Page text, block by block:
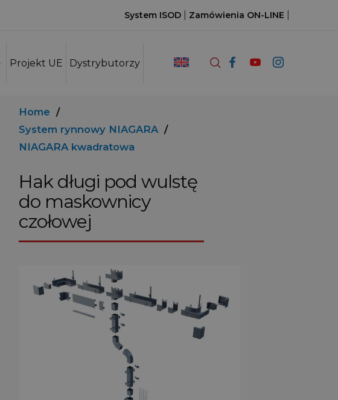
System ISOD Zamówienia ON-LINE
Projekt UE Dystrybutorzy
Home /
System rynnowy NIAGARA /
NIAGARA kwadratowa
Hak długi pod wulstę
do maskownicy
czołowej